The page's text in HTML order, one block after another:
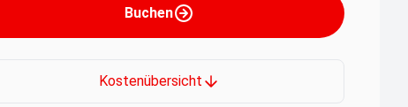
Buchen
Kostenübersicht